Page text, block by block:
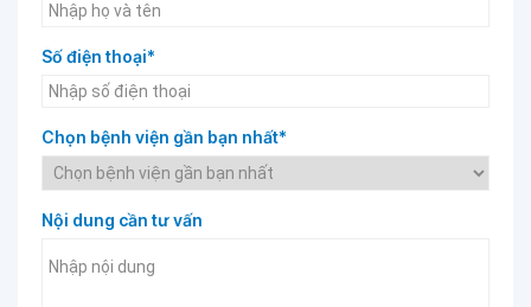
Số điện thoại*
Chọn bệnh viện gần bạn nhất*
Nội dung cần tư vấn